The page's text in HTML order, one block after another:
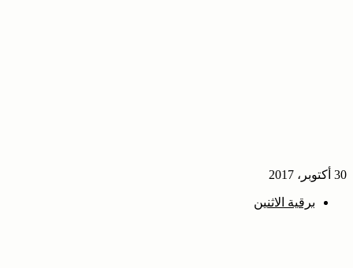
30 أكتوبر، 2017
برقية الاثنين